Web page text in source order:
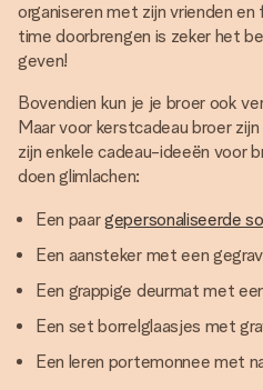
organiseren met zijn vrienden
time doorbrengen is zeker het
geven!
Bovendien kun je je broer ook
Maar voor kerstcadeau broer
zijn enkele cadeau-ideeën voor
doen glimlachen:
Een paargepersonaliseerde
Een aansteker met een
Een grappige deurmat met
Een set borrelglaasjes met
Een leren portemonnee met